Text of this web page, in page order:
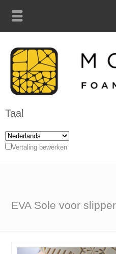
Taal
Vertaling bewerken
EVA Sole voor